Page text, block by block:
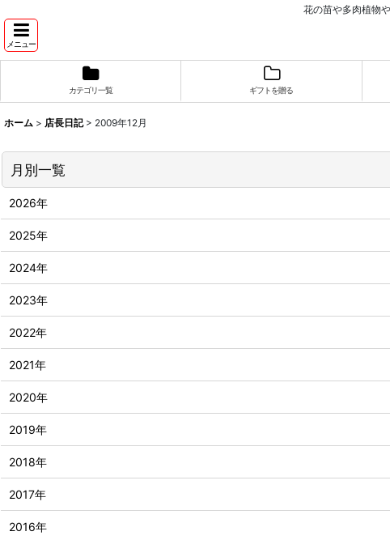
花の苗や多肉植物
メニュー
カテゴリ一覧 ギフトを贈る
ホーム > 店長日記 > 2009年12月
月別一覧
2026年
2025年
2024年
2023年
2022年
2021年
2020年
2019年
2018年
2017年
2016年